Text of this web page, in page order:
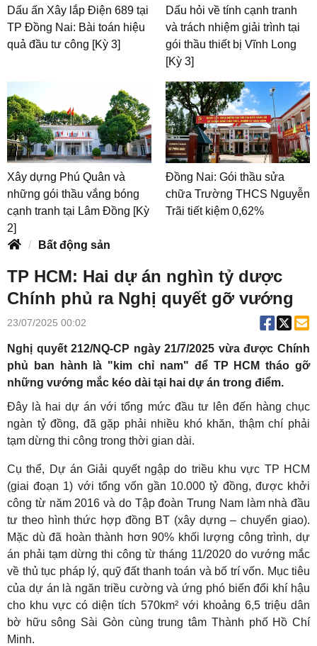
Dấu ấn Xây lắp Điện 689 tại
TP Đồng Nai: Bài toán hiệu
quả đầu tư công [Kỳ 3]
Dấu hỏi về tính cạnh tranh
và trách nhiệm giải trình tại
gói thầu thiết bị Vĩnh Long
[Kỳ 3]
Xây dựng Phú Quân và
những gói thầu vắng bóng
cạnh tranh tại Lâm Đồng [Kỳ
2]
Đồng Nai: Gói thầu sửa
chữa Trường THCS Nguyễn
Trãi tiết kiệm 0,62%
Bất động sản
TP HCM: Hai dự án nghìn tỷ dược
Chính phủ ra Nghị quyết gỡ vướng
23/07/2025 00:02
Nghị quyết 212/NQ-CP ngày 21/7/2025 vừa được Chính
phủ ban hành là "kim chỉ nam" để TP HCM tháo gỡ
những vướng mắc kéo dài tại hai dự án trong điểm.
Đây là hai dự án với tổng mức đầu tư lên đến hàng chục
ngàn tỷ đồng, đã gặp phải nhiều khó khăn, thậm chí phải
tạm dừng thi công trong thời gian dài.
Cụ thể, Dự án Giải quyết ngập do triều khu vực TP HCM
(giai đoạn 1) với tổng vốn gần 10.000 tỷ đồng, được khởi
công từ năm 2016 và do Tập đoàn Trung Nam làm nhà đầu
tư theo hình thức hợp đồng BT (xây dựng – chuyển giao).
Mặc dù đã hoàn thành hơn 90% khối lượng công trình, dự
án phải tạm dừng thi công từ tháng 11/2020 do vướng mắc
về thủ tục pháp lý, quỹ đất thanh toán và bố trí vốn. Mục tiêu
của dự án là ngăn triều cường và ứng phó biến đổi khí hậu
cho khu vực có diện tích 570km² với khoảng 6,5 triệu dân
bờ hữu sông Sài Gòn cùng trung tâm Thành phố Hồ Chí
Minh.